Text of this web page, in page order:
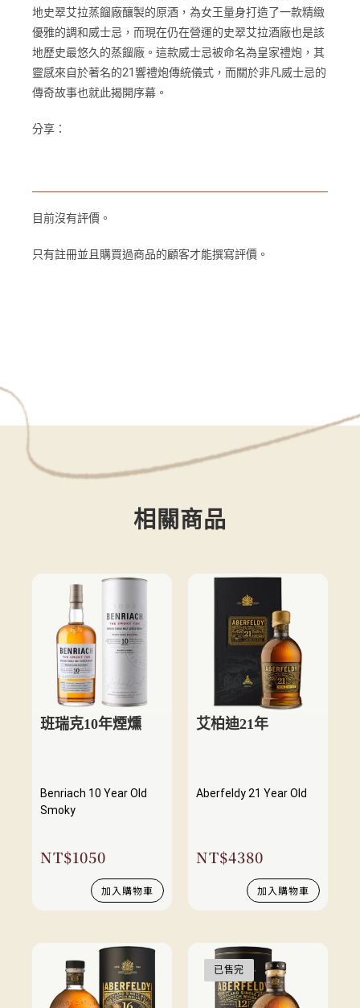
地史翠艾拉蒸餾廠釀製的原酒，為女王量身打造了一款精緻
優雅的調和威士忌，而現在仍在營運的史翠艾拉酒廠也是該
地歷史最悠久的蒸餾廠。這款威士忌被命名為皇家禮炮，其
靈感來自於著名的21響禮炮傳統儀式，而關於非凡威士忌的
傳奇故事也就此揭開序幕。
分享：
目前沒有評價。
只有註冊並且購買過商品的顧客才能撰寫評價。
相關商品
班瑞克10年煙燻
Benriach 10 Year Old
Smoky
NT$1050
加入購物車
艾柏迪21年
Aberfeldy 21 Year Old
NT$4380
加入購物車
已售完